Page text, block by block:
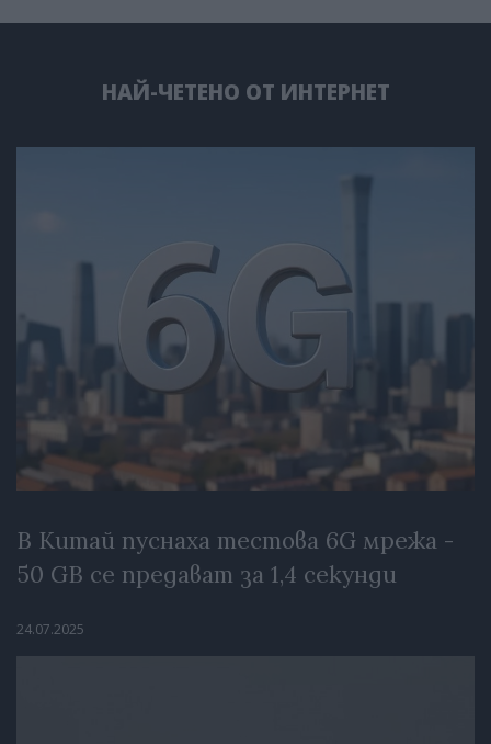
НАЙ-ЧЕТЕНО ОТ ИНТЕРНЕТ
В Китай пуснаха тестова 6G мрежа -
50 GB се предават за 1,4 секунди
24.07.2025